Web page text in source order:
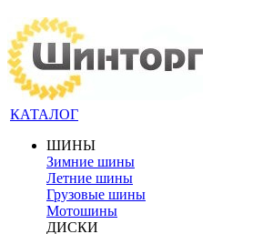
КАТАЛОГ
ШИНЫ
Зимние шины
Летние шины
Грузовые шины
Мотошины
ДИСКИ